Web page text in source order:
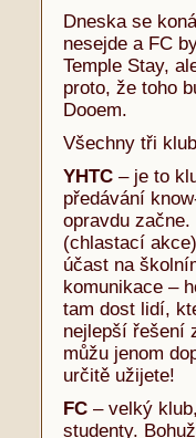
Dneska se
nesejde a FC
Temple Stay,
proto, že toho
Dooem.
Všechny tři
YHTC– je to
předávání
opravdu
(chlastací
účast na
komunikace –
tam dost lidí,
nejlepší řešení
můžu jenom
určitě užijete!
FC– velký
studenty.